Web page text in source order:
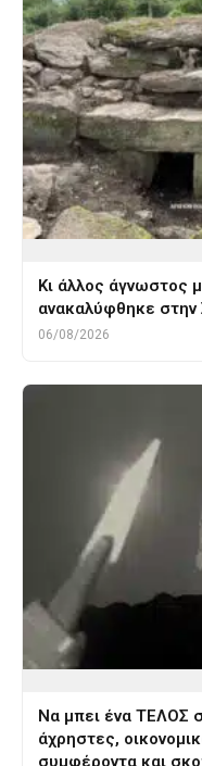
Κι άλλος άγνωστος
ανακαλύφθηκε στην
06/08/2026
Να μπει ένα ΤΕΛΟΣ
άχρηστες,
συμφέροντα και